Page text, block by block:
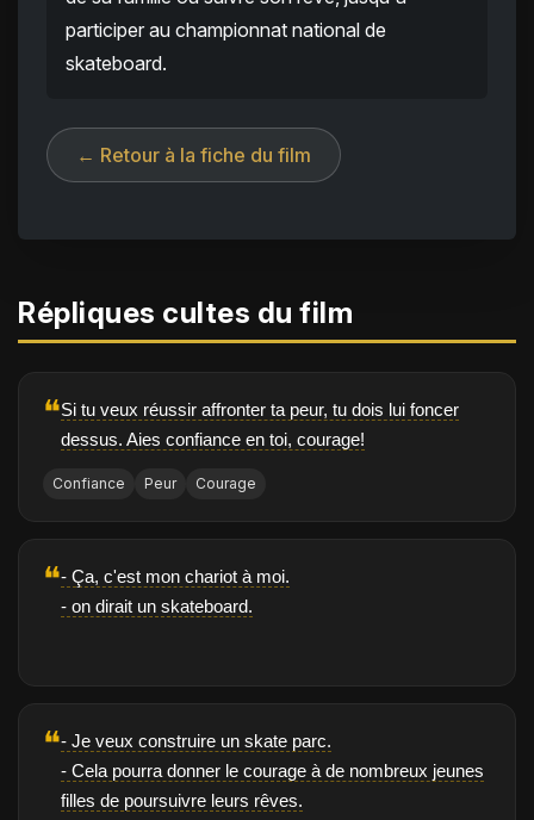
participer au championnat national de
skateboard.
← Retour à la fiche du film
Répliques cultes du film
❝Si tu veux réussir affronter ta peur, tu dois lui foncer
dessus. Aies confiance en toi, courage!
Confiance Peur Courage
❝- Ça, c'est mon chariot à moi.
- on dirait un skateboard.
❝- Je veux construire un skate parc.
- Cela pourra donner le courage à de nombreux jeunes
filles de poursuivre leurs rêves.